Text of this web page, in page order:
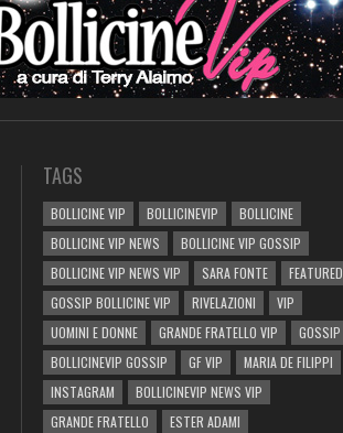
TAGS
BOLLICINE VIP BOLLICINEVIP
BOLLICINE
BOLLICINE VIP NEWS
BOLLICINE VIP GOSSIP
BOLLICINE VIP NEWS VIP
SARA FONTE
FEATURED
GOSSIP BOLLICINE VIP
RIVELAZIONI
VIP
UOMINI E DONNE
GRANDE FRATELLO VIP
GOSSIP
BOLLICINEVIP GOSSIP
GF VIP
MARIA DE FILIPPI
INSTAGRAM
BOLLICINEVIP NEWS VIP
GRANDE FRATELLO
ESTER ADAMI